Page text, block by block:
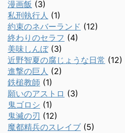
漫画飯 (3)
私刑執行人 (1)
約束のネバーランド (12)
終わりのセラフ (4)
美味しんぼ(3)
近野智夏の腐じょうな日常 (12)
進撃の巨人 (2)
鉄槌教師 (1)
願いのアストロ (3)
鬼ゴロシ (1)
鬼滅の刃 (12)
魔都精兵のスレイブ (5)